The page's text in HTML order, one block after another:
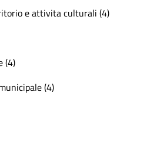
e attivita culturali (4)
(4)
(4)